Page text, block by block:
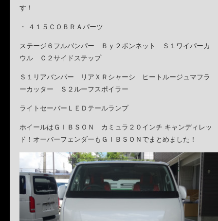
す！
・ ４１５ＣＯＢＲＡパーツ
ステージ６フルバンパー Ｂｙ２ボンネット Ｓ１ワイパーカ
ウル Ｃ２サイドステップ
Ｓ１リアバンパー リアＸＲシャーシ ヒートルージュマフラ
ーカッター Ｓ２ルーフスポイラー
ライトセーバーＬＥＤテールランプ
ホイールはＧＩＢＳＯＮ カミュラ２０インチ キャンディレッ
ド！オーバーフェンダーもＧＩＢＳＯＮでまとめました！